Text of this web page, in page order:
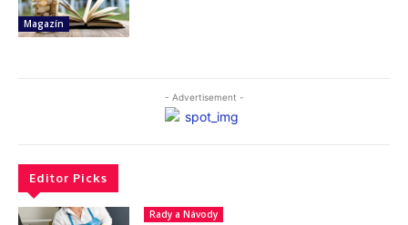
Magazín
- Advertisement -
Editor Picks
Rady a Návody